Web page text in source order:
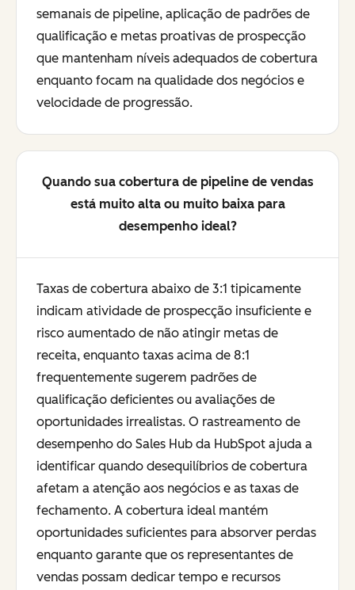
semanais de pipeline, aplicação de padrões de
qualificação e metas proativas de prospecção
que mantenham níveis adequados de cobertura
enquanto focam na qualidade dos negócios e
velocidade de progressão.
Quando sua cobertura de pipeline de vendas
está muito alta ou muito baixa para
desempenho ideal?
Taxas de cobertura abaixo de 3:1 tipicamente
indicam atividade de prospecção insuficiente e
risco aumentado de não atingir metas de
receita, enquanto taxas acima de 8:1
frequentemente sugerem padrões de
qualificação deficientes ou avaliações de
oportunidades irrealistas. O rastreamento de
desempenho do Sales Hub da HubSpot ajuda a
identificar quando desequilíbrios de cobertura
afetam a atenção aos negócios e as taxas de
fechamento. A cobertura ideal mantém
oportunidades suficientes para absorver perdas
enquanto garante que os representantes de
vendas possam dedicar tempo e recursos